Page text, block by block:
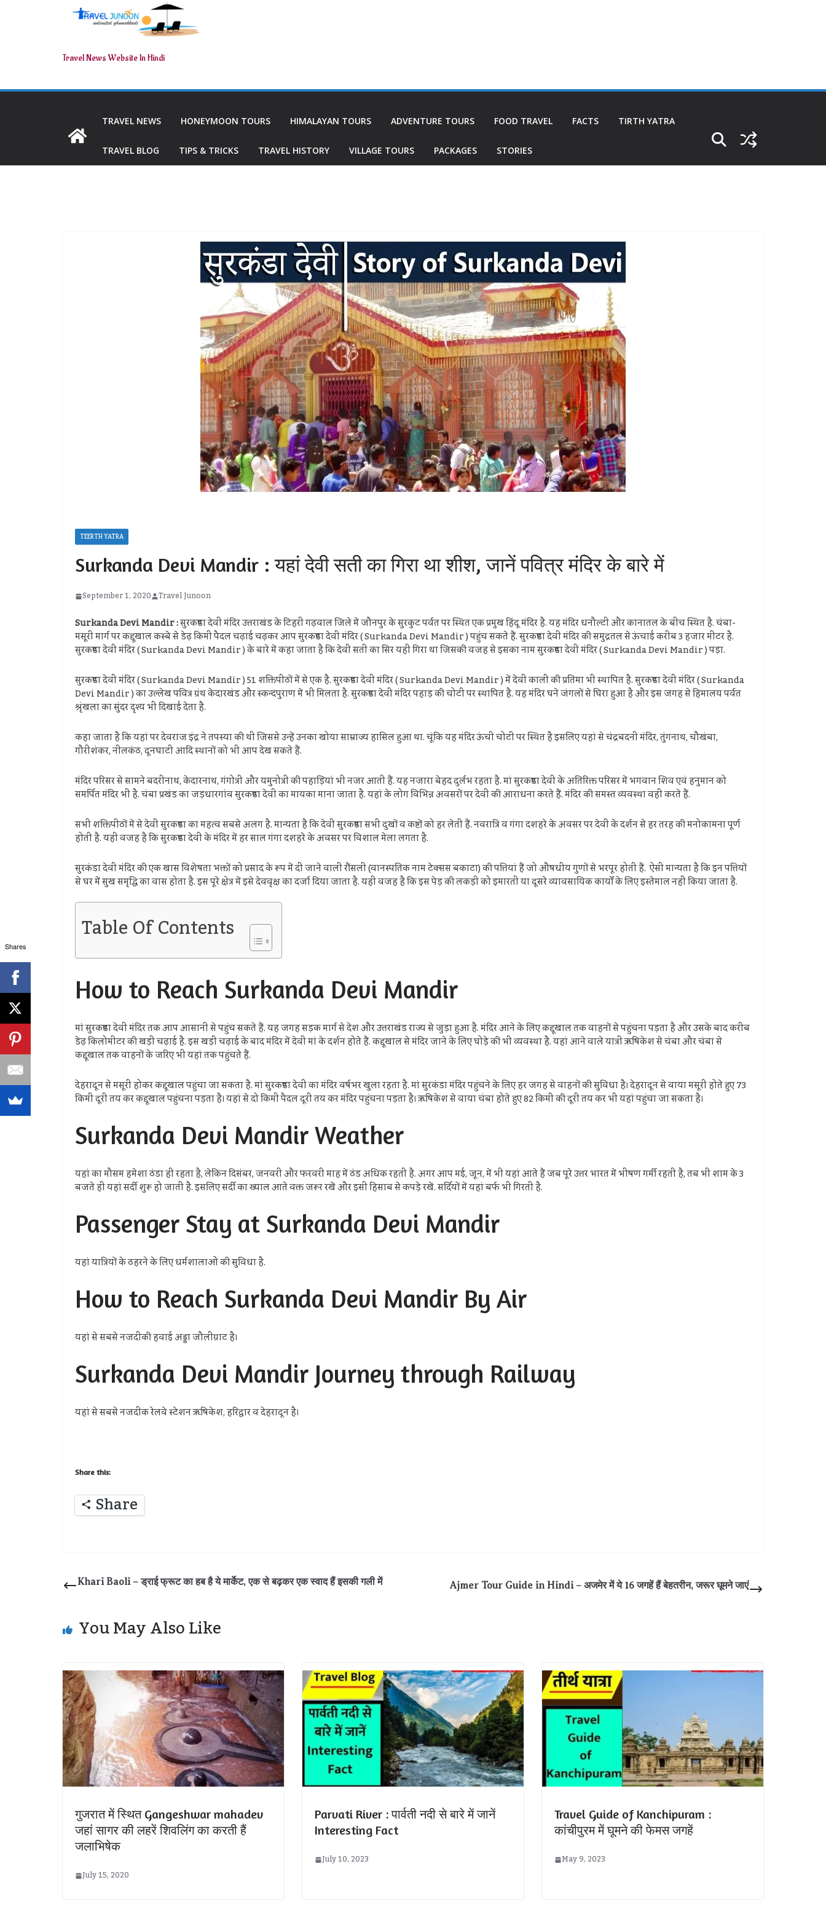
Travel News Website In Hindi
TRAVEL NEWS HONEYMOON TOURS HIMALAYAN TOURS ADVENTURE TOURS FOOD TRAVEL FACTS TIRTH YATRA
TRAVEL BLOG TIPS & TRICKS TRAVEL HISTORY VILLAGE TOURS PACKAGES STORIES
TEERTH YATRA
Surkanda Devi Mandir : यहां देवी सती का गिरा था शीश, जानें पवित्र मंदिर के बारे में
September 1, 2020 Travel Junoon
Surkanda Devi Mandir :सुरकण्डा देवी मंदिर उत्तराखंड के टिहरी गढ़वाल जिले में जौनपुर के सुरकुट पर्वत पर स्थित एक प्रमुख हिंदू मंदिर है. यह मंदिर धनौल्टी और कानातल के बीच स्थित है. चंबा-
मसूरी मार्ग पर कद्दूखाल कस्बे से डेढ़ किमी पैदल चढ़ाई चढ़कर आप सुरकण्डा देवी मंदिर ( Surkanda Devi Mandir ) पहुंच सकते हैं. सुरकण्डा देवी मंदिर की समुद्रतल से ऊंचाई करीब 3 हजार मीटर है.
सुरकण्डा देवी मंदिर ( Surkanda Devi Mandir ) के बारे में कहा जाता है कि देवी सती का सिर यहीं गिरा था जिसकी वजह से इसका नाम सुरकण्डा देवी मंदिर ( Surkanda Devi Mandir ) पड़ा.
सुरकण्डा देवी मंदिर ( Surkanda Devi Mandir ) 51 शक्तिपीठों में से एक है. सुरकण्डा देवी मंदिर ( Surkanda Devi Mandir ) में देवी काली की प्रतिमा भी स्थापित है. सुरकण्डा देवी मंदिर ( Surkanda
Devi Mandir ) का उल्लेख पवित्र ग्रंथ केदारखंड और स्कन्दपुराण में भी मिलता है. सुरकण्डा देवी मंदिर पहाड़ की चोटी पर स्थापित है. यह मंदिर घने जंगलों से घिरा हुआ है और इस जगह से हिमालय पर्वत
श्रृंखला का सुंदर दृश्य भी दिखाई देता है.
कहा जाता है कि यहां पर देवराज इंद्र ने तपस्या की थी जिससे उन्हें उनका खोया साम्राज्य हासिल हुआ था. चूंकि यह मंदिर ऊंची चोटी पर स्थित है इसलिए यहां से चंद्रबदनी मंदिर, तुंगनाथ, चौखंबा,
गौरीशंकर, नीलकंठ, दूनघाटी आदि स्थानों को भी आप देख सकते हैं.
मंदिर परिसर से सामने बदरीनाथ, केदारनाथ, गंगोत्री और यमुनोत्री की पहाड़ियां भी नजर आती हैं. यह नजारा बेहद दुर्लभ रहता है. मां सुरकण्डा देवी के अतिरिक्त परिसर में भगवान शिव एवं हनुमान को
समर्पित मंदिर भी है. चंबा प्रखंड का जड़धारगांव सुरकण्डा देवी का मायका माना जाता है. यहां के लोग विभिन्न अवसरों पर देवी की आराधना करते हैं. मंदिर की समस्त व्यवस्था वही करते हैं.
सभी शक्तिपीठों में से देवी सुरकण्डा का महत्व सबसे अलग है. मान्यता है कि देवी सुरकण्डा सभी दुखों व कष्टों को हर लेती हैं. नवरात्रि व गंगा दशहरे के अवसर पर देवी के दर्शन से हर तरह की मनोकामना पूर्ण
होती है. यही वजह है कि सुरकण्डा देवी के मंदिर में हर साल गंगा दशहरे के अवसर पर विशाल मेला लगता है.
सुरकंडा देवी मंदिर की एक खास विशेषता भक्तों को प्रसाद के रूप में दी जाने वाली रौंसली (वानस्पतिक नाम टेक्सस बकाटा) की पत्तियां हैं जो औषधीय गुणों से भरपूर होती हैं. ऐसी मान्यता है कि इन पत्तियों
से घर में सुख समृद्धि का वास होता है. इस पूरे क्षेत्र में इसे देववृक्ष का दर्जा दिया जाता है. यही वजह है कि इस पेड़ की लकड़ी को इमारती या दूसरे व्यावसायिक कार्यों के लिए इस्तेमाल नहीं किया जाता है.
Table Of Contents
How to Reach Surkanda Devi Mandir
मां सुरकण्डा देवी मंदिर तक आप आसानी से पहुंच सकते हैं. यह जगह सड़क मार्ग से देश और उत्तराखंड राज्य से जुड़ा हुआ है. मंदिर आने के लिए कद्दूखाल तक वाहनों से पहुंचना पड़ता है और उसके बाद करीब
डेढ़ किलोमीटर की खड़ी चढ़ाई है. इस खड़ी चढ़ाई के बाद मंदिर में देवी मां के दर्शन होते हैं. कद्दूखाल से मंदिर जाने के लिए घोड़े की भी व्यवस्था है. यहां आने वाले यात्री ऋषिकेश से चंबा और चंबा से
कद्दूखाल तक वाहनों के जरिए भी यहां तक पहुंचते हैं.
देहरादून से मसूरी होकर कद्दूखाल पहुंचा जा सकता है. मां सुरकण्डा देवी का मंदिर वर्षभर खुला रहता है. मां सुरकंडा मंदिर पहुंचने के लिए हर जगह से वाहनों की सुविधा है। देहरादून से वाया मसूरी होते हुए 73
किमी दूरी तय कर कद्दूखाल पहुंचना पड़ता है। यहां से दो किमी पैदल दूरी तय कर मंदिर पहुंचना पड़ता है। ऋषिकेश से वाया चंबा होते हुए 82 किमी की दूरी तय कर भी यहां पहुंचा जा सकता है।
Surkanda Devi Mandir Weather
यहां का मौसम हमेशा ठंडा ही रहता है, लेकिन दिसंबर, जनवरी और फरवरी माह में ठंड अधिक रहती है. अगर आप मई, जून, में भी यहां आते हैं जब पूरे उत्तर भारत में भीषण गर्मी रहती है, तब भी शाम के 3
बजते ही यहां सर्दी शुरू हो जाती है. इसलिए सर्दी का ख्याल आते वक्त जरूर रखें और इसी हिसाब से कपड़े रखें. सर्दियों में यहां बर्फ भी गिरती है.
Passenger Stay at Surkanda Devi Mandir
यहां यात्रियों के ठहरने के लिए धर्मशालाओं की सुविधा है.
How to Reach Surkanda Devi Mandir By Air
यहां से सबसे नजदीकी हवाई अड्डा जौलीग्राट है।
Surkanda Devi Mandir Journey through Railway
यहां से सबसे नजदीक रेलवे स्टेशन ऋषिकेश, हरिद्वार व देहरादून है।
Share this:
Share
Khari Baoli – ड्राई फ्रूट का हब है ये मार्केट, एक से बढ़कर एक स्वाद हैं इसकी गली में Ajmer Tour Guide in Hindi – अजमेर में ये 16 जगहें हैं बेहतरीन, जरूर घूमने जाएं
You May Also Like
गुजरात में स्थित Gangeshwar mahadev
जहां सागर की लहरें शिवलिंग का करती हैं
जलाभिषेक
July 15, 2020
Parvati River : पार्वती नदी से बारे में जानें
Interesting Fact
July 10, 2023
Travel Guide of Kanchipuram :
कांचीपुरम में घूमने की फेमस जगहें
May 9, 2023
Shares